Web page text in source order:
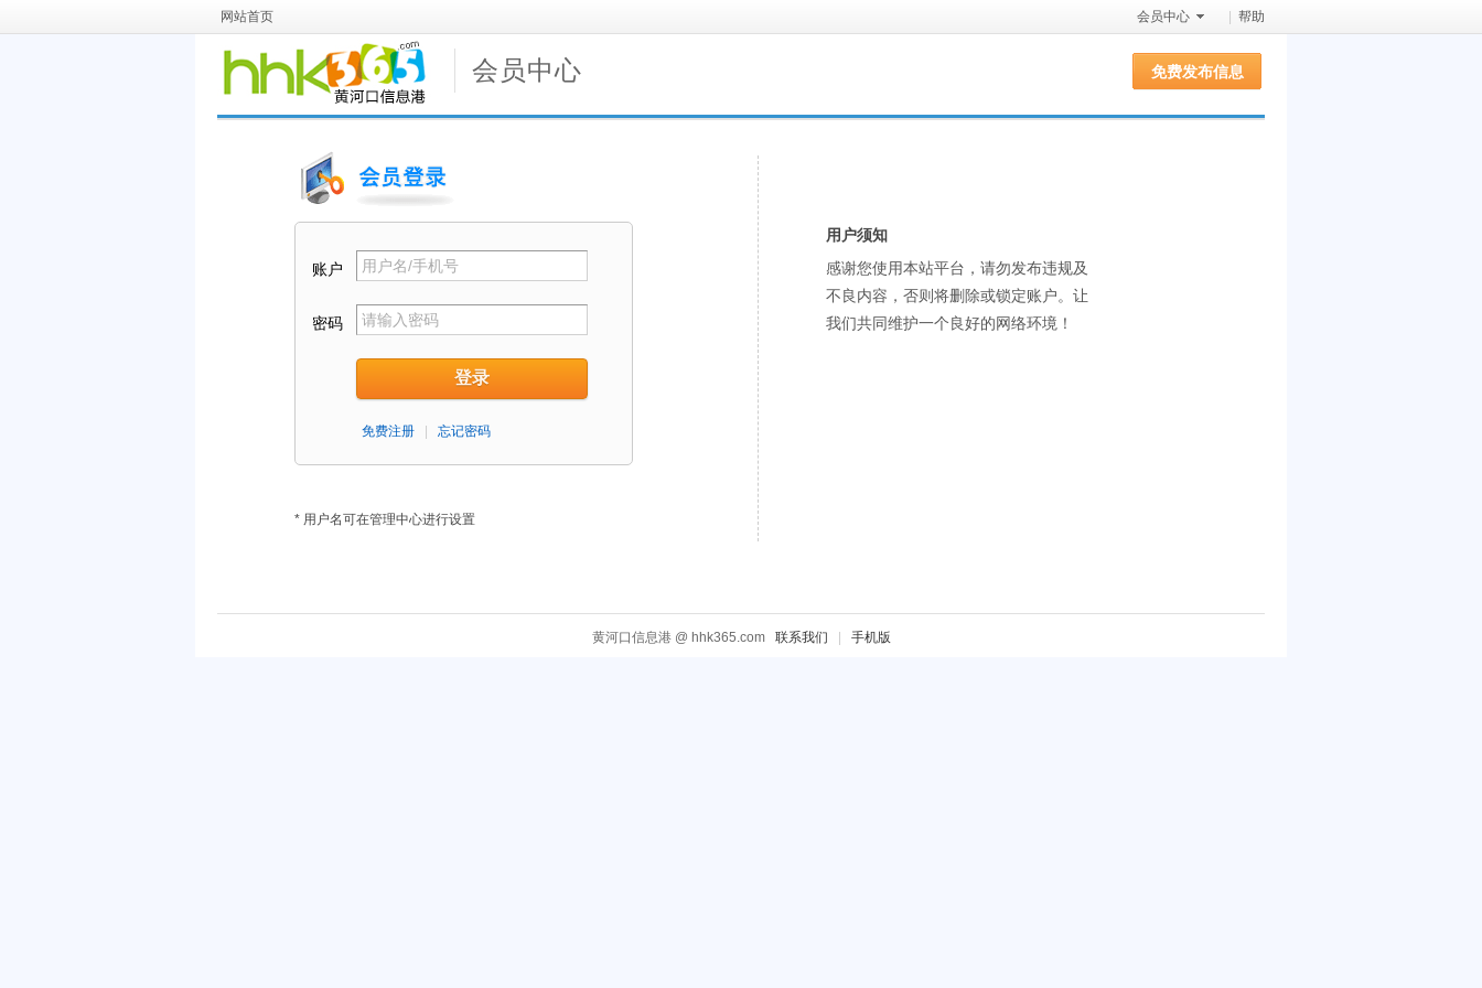
网站首页 会员中心 帮助
会员中心 免费发布信息
账户
密码
登录
免费注册 忘记密码
* 用户名可在管理中心进行设置
用户须知
感谢您使用本站平台，请勿发布违规及
不良内容，否则将删除或锁定账户。让
我们共同维护一个良好的网络环境！
黄河口信息港 @ hhk365.com 联系我们 手机版